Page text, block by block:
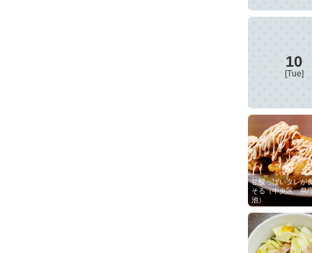
10
[Tue]
甘酸っぱいタレが
そる（中央区 県
池）